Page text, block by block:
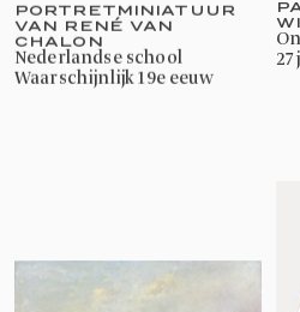
PORTRETMINIATUUR
VAN RENÉ VAN
CHALON
Nederlandse school
waarschijnlijk 19e eeuw